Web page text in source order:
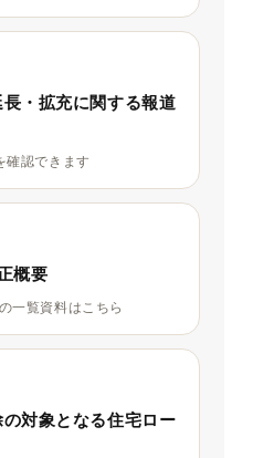
・拡充に関する報道
確認できます
概要
一覧資料はこちら
対象となる住宅ロー